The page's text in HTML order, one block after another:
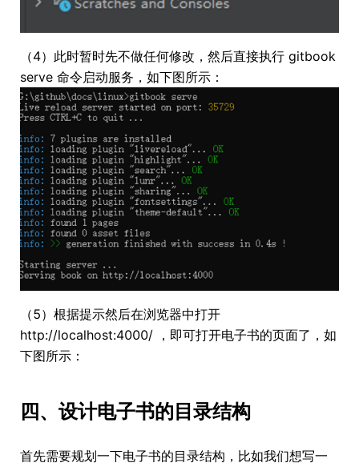
（4）此时暂时先不做任何修改，然后直接执行 gitbook
serve 命令启动服务，如下图所示：
（5）根据提示然后在浏览器中打开
http://localhost:4000/ ，即可打开电子书的页面了，如
下图所示：
四、设计电子书的目录结构
首先需要规划一下电子书的目录结构，比如我们想写一